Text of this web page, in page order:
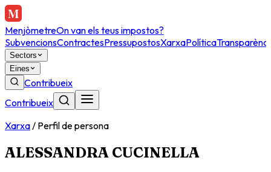
MenjòmetreOn van els teus impostos?
SubvencionsContractesPressupostosXarxaPolítica
Sectors
Eines
Contribueix
Contribueix
Xarxa/ Perfil de persona
ALESSANDRA CUCINELLA